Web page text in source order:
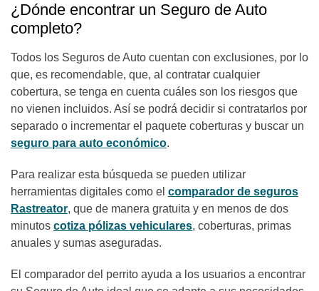
¿Dónde encontrar un Seguro de Auto
completo?
Todos los Seguros de Auto cuentan con exclusiones, por lo
que, es recomendable, que, al contratar cualquier
cobertura, se tenga en cuenta cuáles son los riesgos que
no vienen incluidos. Así se podrá decidir si contratarlos por
separado o incrementar el paquete coberturas y buscar un
seguro para auto económico.
Para realizar esta búsqueda se pueden utilizar
herramientas digitales como el comparador de seguros
Rastreator, que de manera gratuita y en menos de dos
minutos cotiza pólizas vehiculares, coberturas, primas
anuales y sumas aseguradas.
El comparador del perrito ayuda a los usuarios a encontrar